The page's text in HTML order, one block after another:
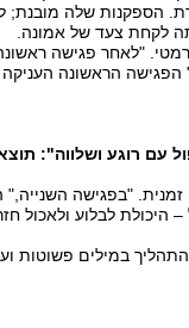
הספקנות שלה מובנת;
לקחת צעד של אמונה.
"לאחר פגישה
הראשונה
עם רוגע ושלווה":
"בפגישה
היכולת לבלוע ולאכול
במילים פשוטות